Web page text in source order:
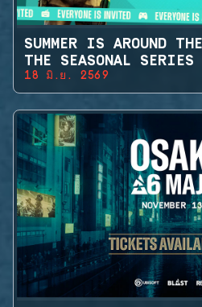
SUMMER IS AROUND
THE SEASONAL
18 มิ.ย. 2569